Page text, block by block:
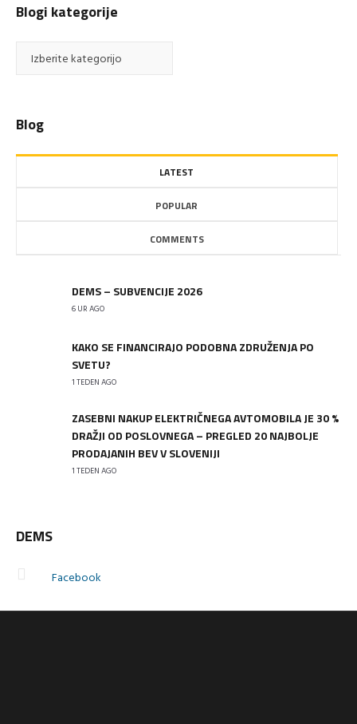
Blogi kategorije
kategorije
Blog
LATEST
POPULAR
COMMENTS
DEMS – SUBVENCIJE 2026
6 UR AGO
KAKO SE FINANCIRAJO PODOBNA ZDRUŽENJA PO
SVETU?
1 TEDEN AGO
ZASEBNI NAKUP ELEKTRIČNEGA AVTOMOBILA JE 30 %
DRAŽJI OD POSLOVNEGA – PREGLED 20 NAJBOLJE
PRODAJANIH BEV V SLOVENIJI
1 TEDEN AGO
DEMS
Facebook